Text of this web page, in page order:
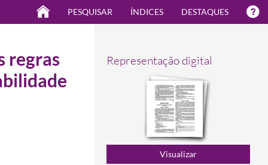
PESQUISAR ÍNDICES DESTAQUES
Representação digital
regras